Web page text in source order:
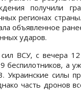
получили
регионах
объявленное
ударов.
ВСУ, с вечера 12
беспилотников, а
Украинские силы
часть дронов